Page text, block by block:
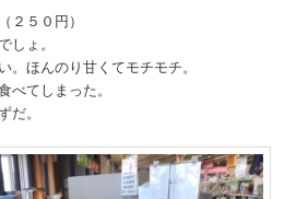
２５０円）
しょ。
。ほんのり甘くてモチモチ。
べてしまった。
だ。